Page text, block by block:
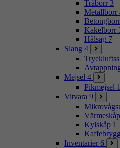
Träborr 3
Metallborr
Betongborr
Kakelborr
Hålsåg 7
Slang 4
Mejsel 4
Pikmejsel 1
Vitvara 9
Värmeskåp
Kylskåp 1
Inventarier 6